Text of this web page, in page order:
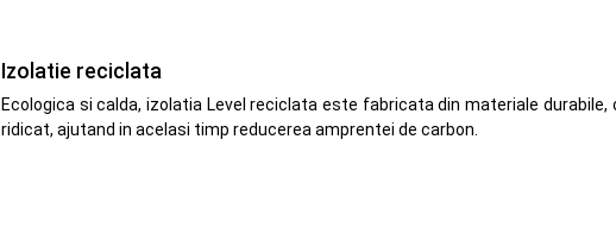
Izolatie reciclata
Ecologica si calda, izolatia Level reciclata este fabricata din materiale
ridicat, ajutand in acelasi timp reducerea amprentei de carbon.